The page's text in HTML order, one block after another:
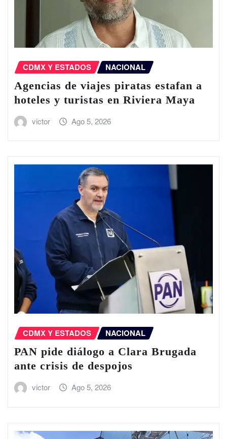
CDMX Y ESTADOS NACIONAL
Agencias de viajes piratas estafan a
hoteles y turistas en Riviera Maya
victor Ago 5, 2026
CDMX Y ESTADOS NACIONAL
PAN pide diálogo a Clara Brugada
ante crisis de despojos
victor Ago 5, 2026